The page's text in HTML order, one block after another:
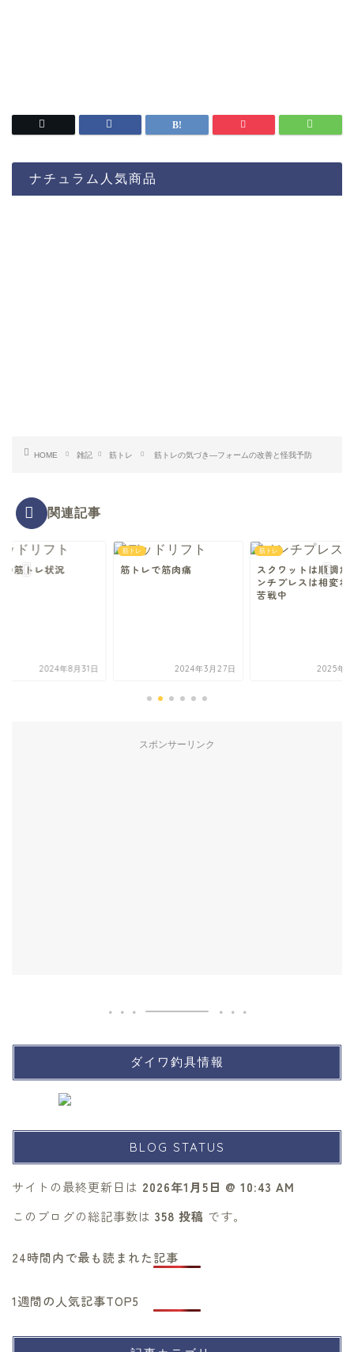
ナチュラム人気商品
HOME 雑記 筋トレ 筋トレの気づき—フォームの改善と怪我予防
関連記事
の筋トレ状況
2024年8月31日
筋トレ
筋トレで筋肉痛
2024年3月27日
筋トレ
スクワットは順調だ
ンチプレスは相変わ
苦戦中
2025年4
スポンサーリンク
ダイワ釣具情報
BLOG STATUS
サイトの最終更新日は 2026年1月5日 @ 10:43 AM
このブログの総記事数は 358 投稿 です。
24時間内で最も読まれた記事
1週間の人気記事TOP5